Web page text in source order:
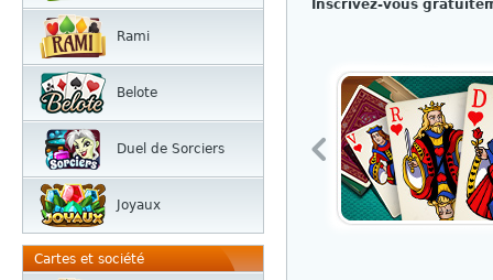
Rami
Belote
Duel de Sorciers
Joyaux
Cartes et société
Inscrivez-vous